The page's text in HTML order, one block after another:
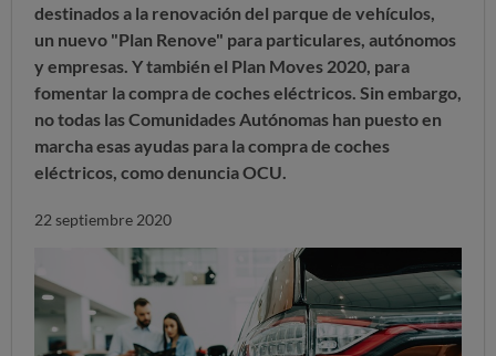
destinados a la renovación del parque de vehículos,
un nuevo "Plan Renove" para particulares, autónomos
y empresas. Y también el Plan Moves 2020, para
fomentar la compra de coches eléctricos. Sin embargo,
no todas las Comunidades Autónomas han puesto en
marcha esas ayudas para la compra de coches
eléctricos, como denuncia OCU.
22 septiembre 2020